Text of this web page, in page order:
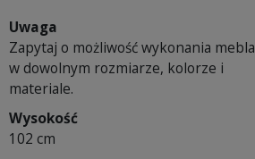
Uwaga
Zapytaj o możliwość wykonania mebla
w dowolnym rozmiarze, kolorze i
materiale.
Wysokość
102 cm